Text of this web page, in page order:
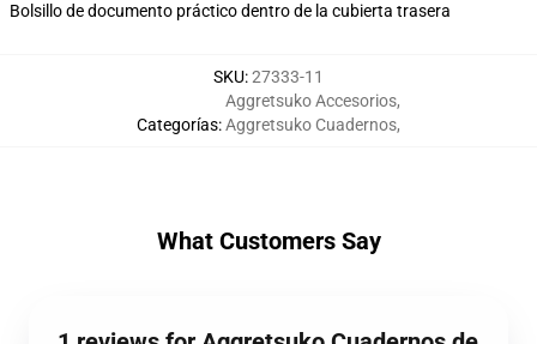
Bolsillo de documento práctico dentro de la cubierta trasera
SKU:27333-11
Categorías:
Aggretsuko Accesorios,
Aggretsuko Cuadernos,
What Customers Say